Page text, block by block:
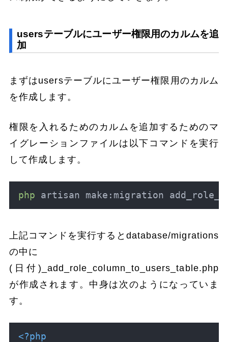
usersテーブルにユーザー権限用のカルムを追
加
まずはusersテーブルにユーザー権限用のカルム
を作成します。
権限を入れるためのカルムを追加するためのマ
イグレーションファイルは以下コマンドを実行
して作成します。
php artisan make:migration
上記コマンドを実行するとdatabase/migrations
の中に
(日付)_add_role_column_to_users_table.php
が作成されます。中身は次のようになっていま
す。
<?php